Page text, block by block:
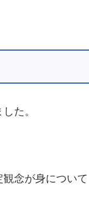
た。
念が身について